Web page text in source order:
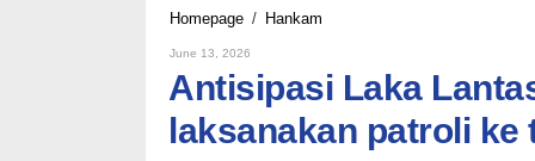
Homepage / Hankam
Satlantas
Polres
Katingan
laksanakan
June 13, 2026
Antisipasi Laka
laksanakan patroli